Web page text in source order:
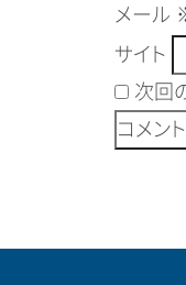
メール
サイト
次回